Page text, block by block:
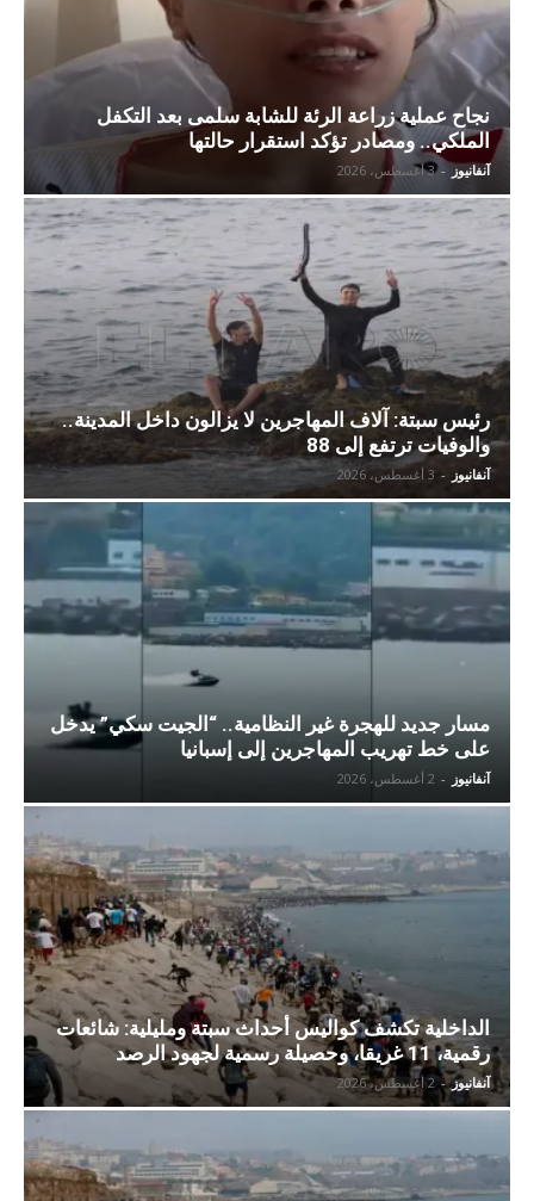
نجاح عملية زراعة الرئة للشابة سلمى بعد التكفل
الملكي.. ومصادر تؤكد استقرار حالتها
آنفانيوز - 3 أغسطس، 2026
رئيس سبتة: آلاف المهاجرين لا يزالون داخل المدينة..
والوفيات ترتفع إلى 88
آنفانيوز - 3 أغسطس، 2026
مسار جديد للهجرة غير النظامية.. “الجيت سكي” يدخل
على خط تهريب المهاجرين إلى إسبانيا
آنفانيوز - 2 أغسطس، 2026
الداخلية تكشف كواليس أحداث سبتة ومليلية: شائعات
رقمية، 11 غريقا، وحصيلة رسمية لجهود الرصد
آنفانيوز - 2 أغسطس، 2026